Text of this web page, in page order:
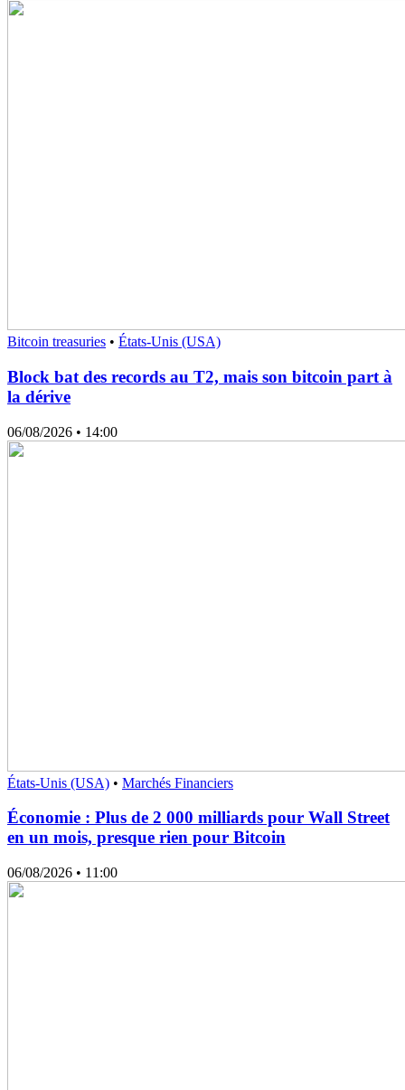
Bitcoin treasuries • États-Unis (USA)
Block bat des records au T2, mais son bitcoin part à
la dérive
06/08/2026 • 14:00
États-Unis (USA) • Marchés Financiers
Économie : Plus de 2 000 milliards pour Wall Street
en un mois, presque rien pour Bitcoin
06/08/2026 • 11:00